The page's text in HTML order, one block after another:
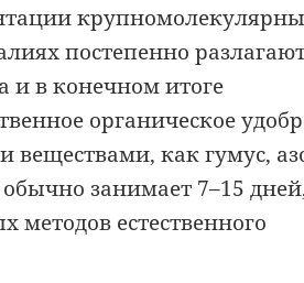
постепенно
и в конечном итоге
органическое
веществами, как гумус,
занимает 7–15
естественного